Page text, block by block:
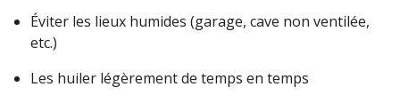
Éviter les lieux humides (garage, cave non ventilée,
etc.)
Les huiler légèrement de temps en temps